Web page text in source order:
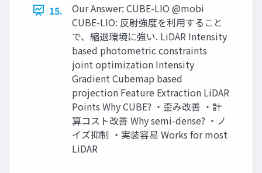
15.
Our Answer: CUBE-LIO @mobi
CUBE-LIO: 反射強度を利用すること
で、縮退環境に強い. LiDAR Intensity
based photometric constraints
joint optimization Intensity
Gradient Cubemap based
projection Feature Extraction LiDAR
Points Why CUBE? ・歪み改善 ・計
算コスト改善 Why semi-dense? ・ノ
イズ抑制 ・実装容易 Works for most
LiDAR